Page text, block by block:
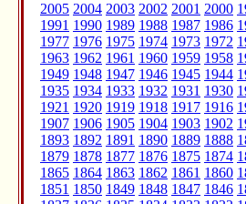
2005 2004 2003 2002 2001 2000
1991 1990 1989 1988 1987 1986
1977 1976 1975 1974 1973 1972
1963 1962 1961 1960 1959 1958
1949 1948 1947 1946 1945 1944
1935 1934 1933 1932 1931 1930
1921 1920 1919 1918 1917 1916
1907 1906 1905 1904 1903 1902
1893 1892 1891 1890 1889 1888
1879 1878 1877 1876 1875 1874
1865 1864 1863 1862 1861 1860
1851 1850 1849 1848 1847 1846